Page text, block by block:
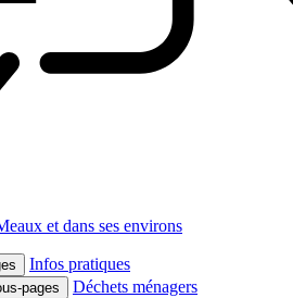
et dans ses environs
Infos pratiques
pages
Déchets ménagers